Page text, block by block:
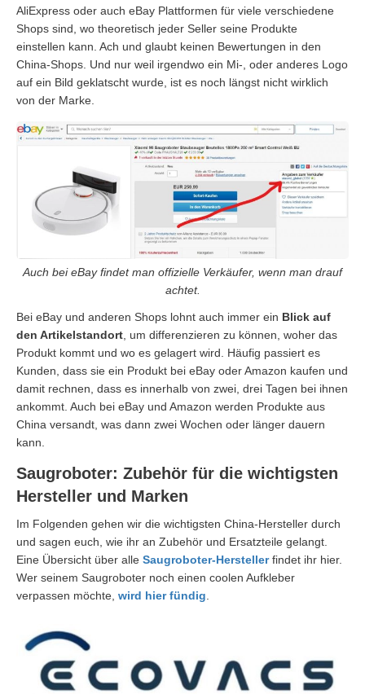
AliExpress oder auch eBay Plattformen für viele verschiedene
Shops sind, wo theoretisch jeder Seller seine Produkte
einstellen kann. Ach und glaubt keinen Bewertungen in den
China-Shops. Und nur weil irgendwo ein Mi-, oder anderes Logo
auf ein Bild geklatscht wurde, ist es noch längst nicht wirklich
von der Marke.
Auch bei eBay findet man offizielle Verkäufer, wenn man drauf
achtet.
Bei eBay und anderen Shops lohnt auch immer ein Blick auf
den Artikelstandort, um differenzieren zu können, woher das
Produkt kommt und wo es gelagert wird. Häufig passiert es
Kunden, dass sie ein Produkt bei eBay oder Amazon kaufen und
damit rechnen, dass es innerhalb von zwei, drei Tagen bei ihnen
ankommt. Auch bei eBay und Amazon werden Produkte aus
China versandt, was dann zwei Wochen oder länger dauern
kann.
Saugroboter: Zubehör für die wichtigsten
Hersteller und Marken
Im Folgenden gehen wir die wichtigsten China-Hersteller durch
und sagen euch, wie ihr an Zubehör und Ersatzteile gelangt.
Eine Übersicht über alle Saugroboter-Herstellerfindet ihr hier.
Wer seinem Saugroboter noch einen coolen Aufkleber
verpassen möchte, wird hier fündig.